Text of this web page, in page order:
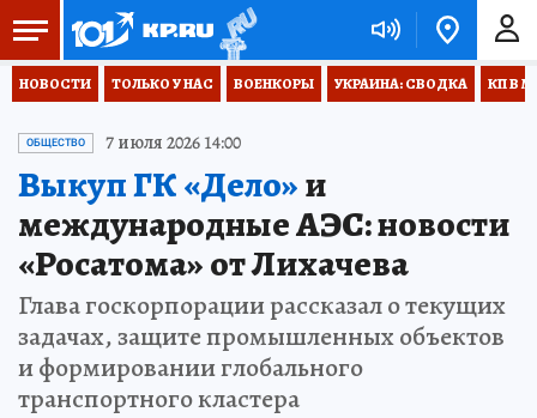
НОВОСТИ ТОЛЬКО У НАС ВОЕНКОРЫ УКРАИНА: СВОДКА КП В
ОБЩЕСТВО 7 июля 2026 14:00
Выкуп ГК «Дело»и
международные АЭС: новости
«Росатома» от Лихачева
Глава госкорпорации рассказал о текущих
задачах, защите промышленных объектов
и формировании глобального
транспортного кластера